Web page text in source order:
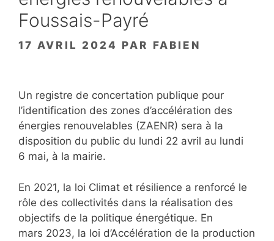
Foussais-Payré
17 AVRIL 2024 PAR FABIEN
Un registre de concertation publique pour
l’identification des zones d’accélération des
énergies renouvelables (ZAENR) sera à la
disposition du public du lundi 22 avril au lundi
6 mai, à la mairie.
En 2021, la loi Climat et résilience a renforcé le
rôle des collectivités dans la réalisation des
objectifs de la politique énergétique. En
mars 2023, la loi d’Accélération de la production